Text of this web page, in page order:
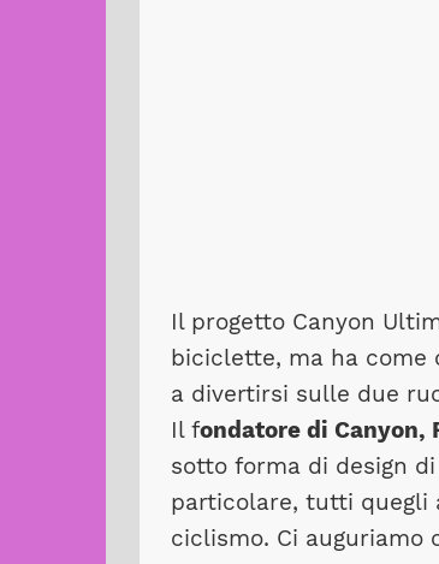
Il progetto Canyon
biciclette, ma ha come
a divertirsi sulle due
Il fondatore di Canyon,
sotto forma di design
particolare, tutti quegli
ciclismo. Ci